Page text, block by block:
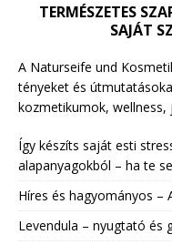
TERMÉSZETES
SAJÁT
A Naturseife und
tényeket és
kozmetikumok,
Így készíts saját esti
alapanyagokból – ha te
Híres és hagyományos –
Levendula – nyugtató és